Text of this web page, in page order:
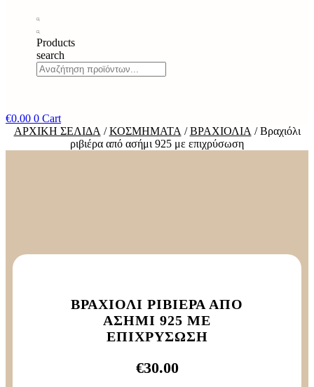
Products
search
€0.00 0 Cart
ΑΡΧΙΚΉ ΣΕΛΊΔΑ /ΚΟΣΜΉΜΑΤΑ /ΒΡΑΧΙΌΛΙΑ / Βραχιόλι
ριβιέρα από ασήμι 925 με επιχρύσωση
ΒΡΑΧΙΌΛΙ ΡΙΒΙΈΡΑ ΑΠΌ
ΑΣΉΜΙ 925 ΜΕ
ΕΠΙΧΡΎΣΩΣΗ
€30.00